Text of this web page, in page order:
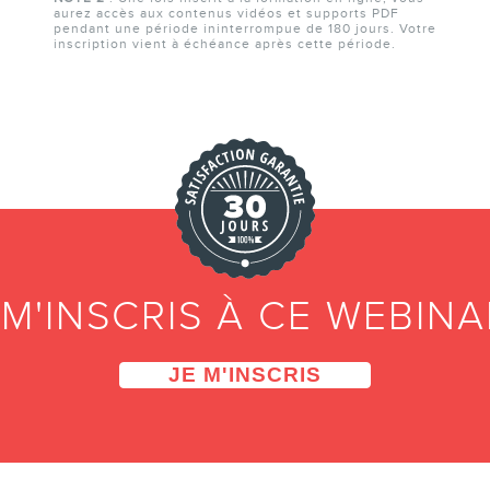
aurez accès aux contenus vidéos et supports PDF
pendant une période ininterrompue de 180 jours. Votre
inscription vient à échéance après cette période.
À CE
JE M'INSCRIS